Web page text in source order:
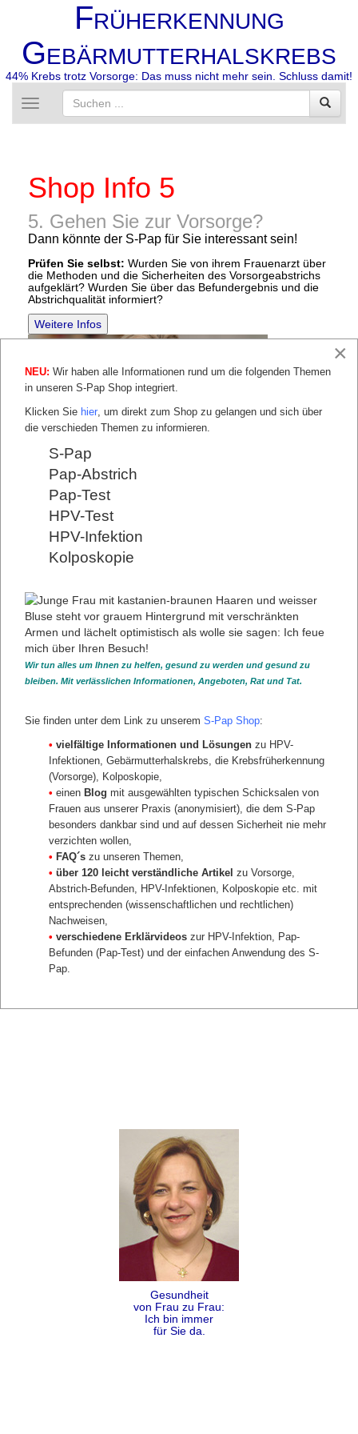
FRÜHERKENNUNG
GEBÄRMUTTERHALSKREBS
44% Krebs trotz Vorsorge: Das muss nicht mehr sein. Schluss damit!
Toggle
navigation
Shop Info 5
5. Gehen Sie zur Vorsorge?
Dann könnte der S-Pap für Sie interessant sein!
Prüfen Sie selbst: Wurden Sie von ihrem Frauenarzt über
die Methoden und die Sicherheiten des Vorsorgeabstrichs
aufgeklärt? Wurden Sie über das Befundergebnis und die
Abstrichqualität informiert?
Weitere Infos
Shop Infos 5
Shop Infos 6
Shop Infos 7
Shop Infos 8
Shop Infos 9
Shop Infos 10
Shop Infos 12
Shop Infos 13
Shop Infos 14
Gesundheit
von Frau zu Frau:
Ich bin immer
für Sie da.
×
NEU: Wir haben alle Informationen rund um die folgenden Themen
in unseren S-Pap Shop integriert.
Klicken Sie hier, um direkt zum Shop zu gelangen und sich über
die verschieden Themen zu informieren.
S-Pap
Pap-Abstrich
Pap-Test
HPV-Test
HPV-Infektion
Kolposkopie
Wir tun alles um Ihnen zu helfen, gesund zu werden und gesund zu
bleiben. Mit verlässlichen Informationen, Angeboten, Rat und Tat.
Sie finden unter dem Link zu unserem S-Pap Shop:
• vielfältige Informationen und Lösungen zu HPV-
Infektionen, Gebärmutterhalskrebs, die Krebsfrüherkennung
(Vorsorge), Kolposkopie,
• einen Blog mit ausgewählten typischen Schicksalen von
Frauen aus unserer Praxis (anonymisiert), die dem S-Pap
besonders dankbar sind und auf dessen Sicherheit nie mehr
verzichten wollen,
• FAQ´s zu unseren Themen,
• über 120 leicht verständliche Artikel zu Vorsorge,
Abstrich-Befunden, HPV-Infektionen, Kolposkopie etc. mit
entsprechenden (wissenschaftlichen und rechtlichen)
Nachweisen,
• verschiedene Erklärvideos zur HPV-Infektion, Pap-
Befunden (Pap-Test) und der einfachen Anwendung des S-
Pap.